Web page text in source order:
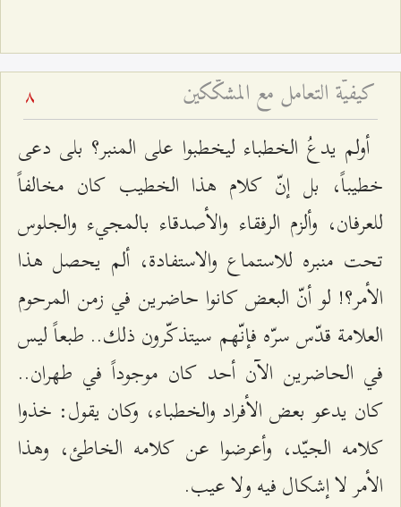
كيفيّة التعامل مع المشكّكين 8
أولم يدعُ الخطباء ليخطبوا على المنبر؟ بلى دعى
خطيباً، بل إنّ كلام هذا الخطيب كان مخالفاً
للعرفان، وألزم الرفقاء والأصدقاء بالمجيء والجلوس
تحت منبره للاستماع والاستفادة، ألم يحصل هذا
الأمر؟! لو أنّ البعض كانوا حاضرين في زمن المرحوم
العلامة قدّس سرّه فإنّهم سيتذكّرون ذلك.. طبعاً ليس
في الحاضرين الآن أحد كان موجوداً في طهران..
كان يدعو بعض الأفراد والخطباء، وكان يقول: خذوا
كلامه الجيّد، وأعرضوا عن كلامه الخاطئ، وهذا
الأمر لا إشكال فيه ولا عيب.